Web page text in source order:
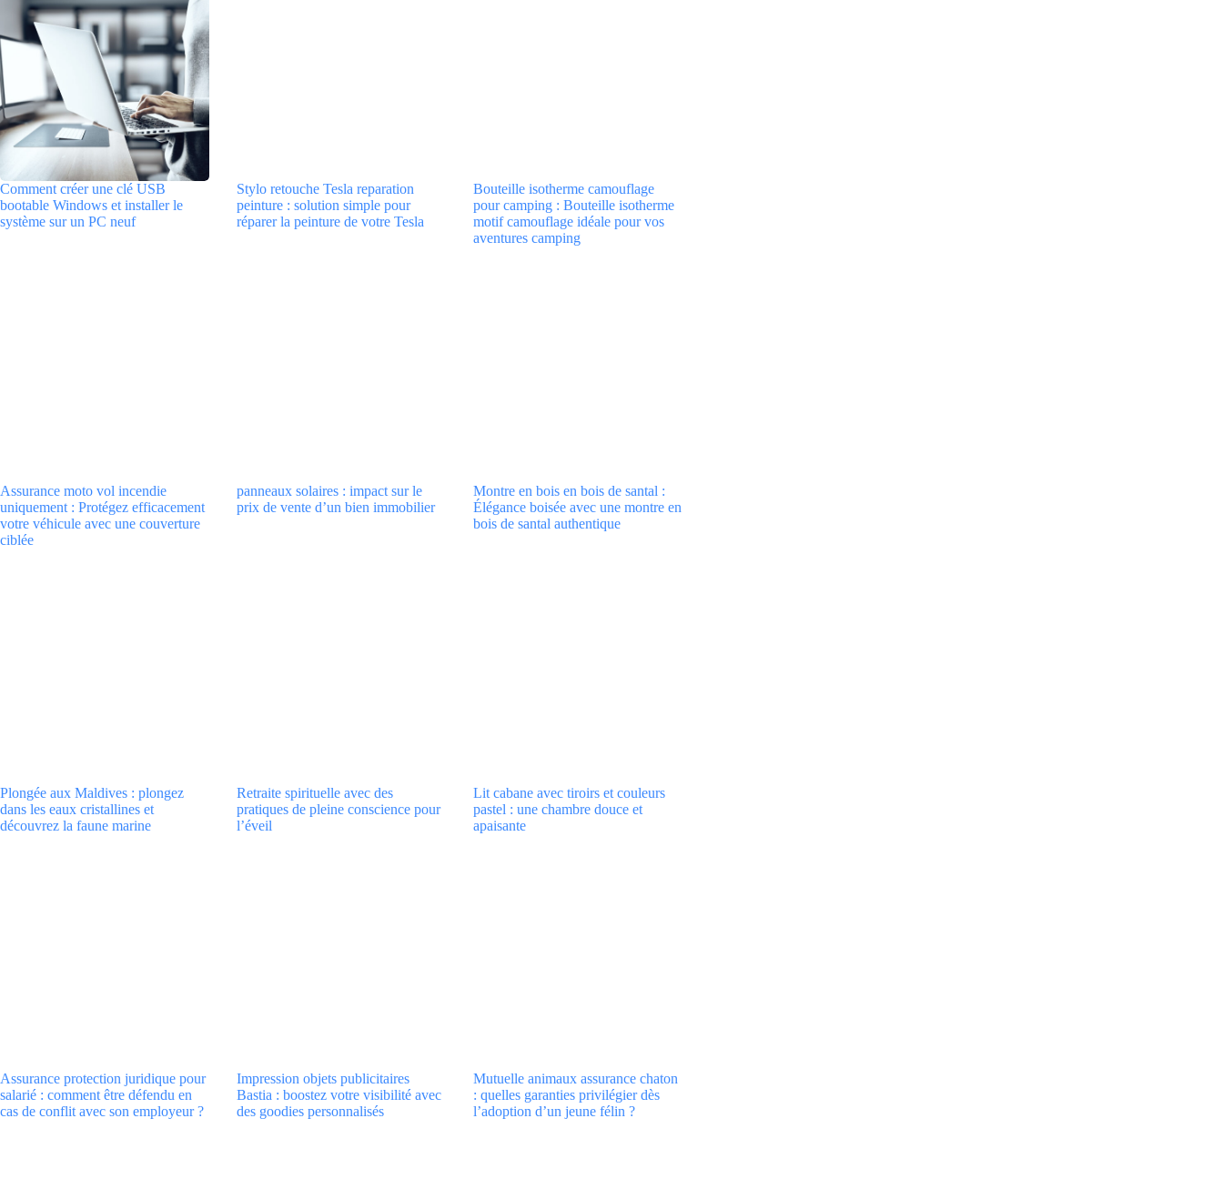
Comment créer une clé USB
bootable Windows et installer le
système sur un PC neuf
Stylo retouche Tesla reparation
peinture : solution simple pour
réparer la peinture de votre Tesla
Bouteille isotherme camouflage
pour camping : Bouteille isotherme
motif camouflage idéale pour vos
aventures camping
Assurance moto vol incendie
uniquement : Protégez efficacement
votre véhicule avec une couverture
ciblée
panneaux solaires : impact sur le
prix de vente d’un bien immobilier
Montre en bois en bois de santal :
Élégance boisée avec une montre en
bois de santal authentique
Plongée aux Maldives : plongez
dans les eaux cristallines et
découvrez la faune marine
Retraite spirituelle avec des
pratiques de pleine conscience pour
l’éveil
Lit cabane avec tiroirs et couleurs
pastel : une chambre douce et
apaisante
Assurance protection juridique pour
salarié : comment être défendu en
cas de conflit avec son employeur ?
Impression objets publicitaires
Bastia : boostez votre visibilité avec
des goodies personnalisés
Mutuelle animaux assurance chaton
: quelles garanties privilégier dès
l’adoption d’un jeune félin ?